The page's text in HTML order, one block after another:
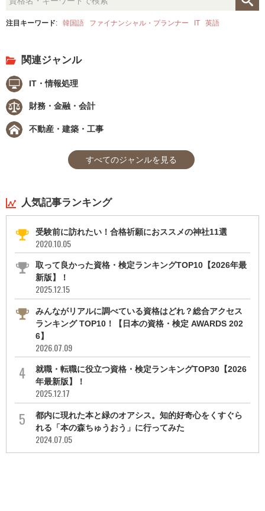
注目キーワード: 韓国語 ファイナンシャル・プランナー IT 英語
関連ジャンル
IT・情報処理
財務・金融・会計
不動産・建築・工事
すべてのジャンルを見る
人気記事ランキング
受験前に訪れたい！合格祈願におススメの神社11選
2020.10.05
取って良かった資格・検定ランキングTOP10【2026年最
新版】！
2025.12.15
みんながリアルに調べている資格はどれ？総合アクセス
ランキング TOP10！【日本の資格・検定 AWARDS 202
6】
2026.07.09
就職・転職に役立つ資格・検定ランキングTOP30【2026
年最新版】！
2025.12.17
都内に現れた本と緑のオアシス。知的好奇心をくすぐら
れる「本の森ちゅうおう」に行ってみた
2024.07.05